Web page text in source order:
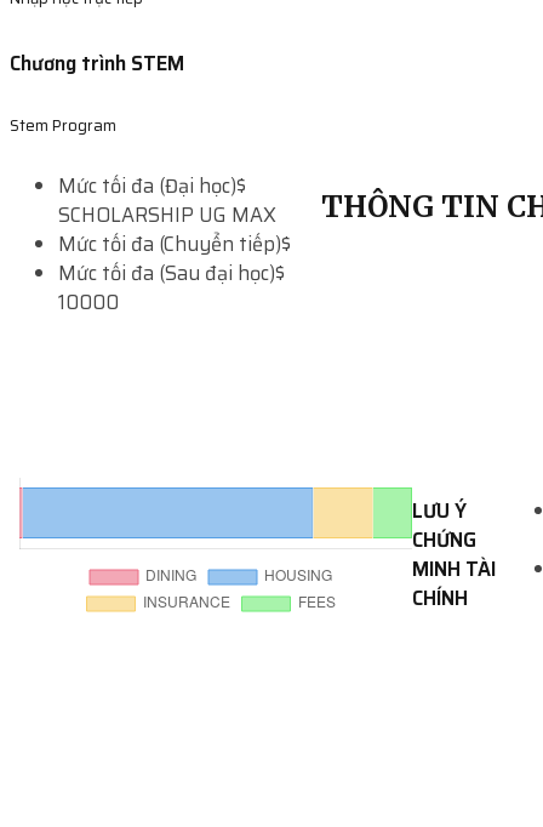
Chương trình STEM
Stem Program
Mức tối đa (Đại học)$
SCHOLARSHIP UG MAX
Mức tối đa (Chuyển tiếp)$
Mức tối đa (Sau đại học)$
10000
THÔNG TIN
LƯU Ý
CHỨNG
MINH TÀI
CHÍNH